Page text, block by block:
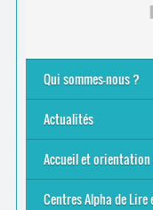
Qui sommes-nous ?
Analphabétisme et
L’alphabétisation
Le mouvement Lire
Nos missions
... Tous les articles
Actualités
Offres d’emploi du
La rentrée 2026-
Pour être belge à
A vos agendas !
Inauguration du
Bruxelles
... Tous les articles
Accueil et
8 Points Accueil
Publics concernés ?
Que proposons-
Qui sommes-nous
Centres Alpha de Lire